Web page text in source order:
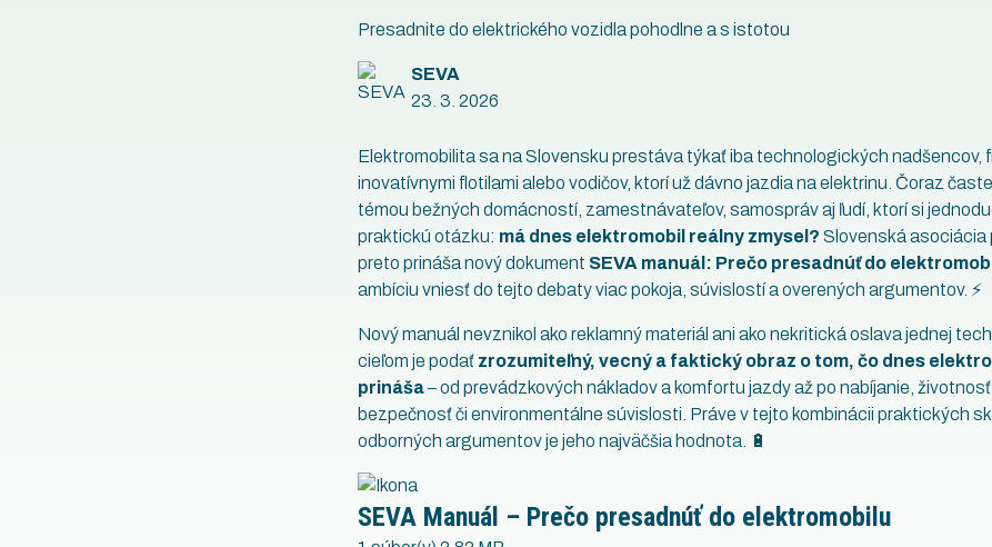
Presadnite do elektrického vozidla pohodlne a s istotou
SEVA
23. 3. 2026
Elektromobilita sa na Slovensku prestáva týkať iba technologických nadšencov,
inovatívnymi flotilami alebo vodičov, ktorí už dávno jazdia na elektrinu. Čoraz
témou bežných domácností, zamestnávateľov, samospráv aj ľudí, ktorí si
praktickú otázku: má dnes elektromobil reálny zmysel? Slovenská asociácia
preto prináša nový dokument SEVA manuál: Prečo presadnúť do
ambíciu vniesť do tejto debaty viac pokoja, súvislostí a overených argumentov. ⚡
Nový manuál nevznikol ako reklamný materiál ani ako nekritická oslava jednej
cieľom je podať zrozumiteľný, vecný a faktický obraz o tom, čo dnes
prináša– od prevádzkových nákladov a komfortu jazdy až po nabíjanie, životnosť
bezpečnosť či environmentálne súvislosti. Práve v tejto kombinácii praktických
odborných argumentov je jeho najväčšia hodnota. 🔋
SEVA Manuál – Prečo presadnúť do elektromobilu